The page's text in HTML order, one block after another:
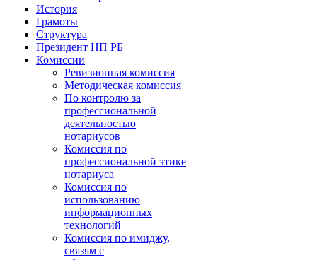
История
Грамоты
Структура
Президент НП РБ
Комиссии
Ревизионная комиссия
Методическая комиссия
По контролю за
профессиональной
деятельностью
нотариусов
Комиссия по
профессиональной этике
нотариуса
Комиссия по
использованию
информационных
технологий
Комиссия по имиджу,
связям с